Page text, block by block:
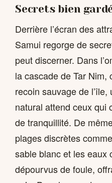
Secrets bien
Derrière l’écran des
Samui regorge de
peut discerner. Dans
la cascade de Tar Nim,
recoin sauvage de
natural attend ceux qui
de tranquillité. De
plages discrètes
sable blanc et les eaux
dépourvus de foule,